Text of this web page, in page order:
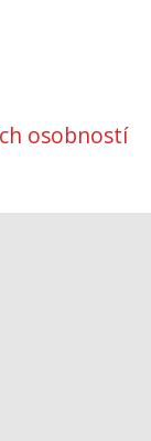
osobností